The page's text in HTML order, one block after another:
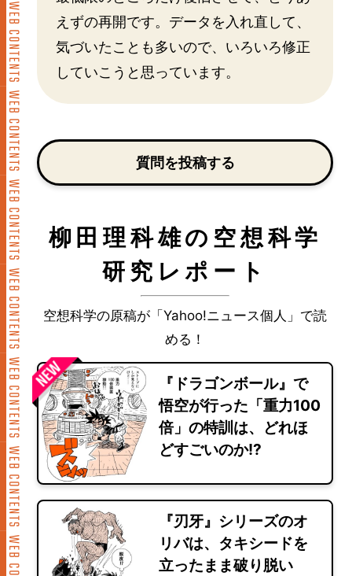
えずの再開です。データを入れ直して、
気づいたことも多いので、いろいろ修正
していこうと思っています。
質問を投稿する
柳田理科雄の空想科学
研究レポート
空想科学の原稿が「Yahoo!ニュース個人」で読
める！
『ドラゴンボール』で
悟空が行った「重力100
倍」の特訓は、どれほ
どすごいのか!?
『刃牙』シリーズのオ
リバは、タキシードを
立ったまま破り脱い